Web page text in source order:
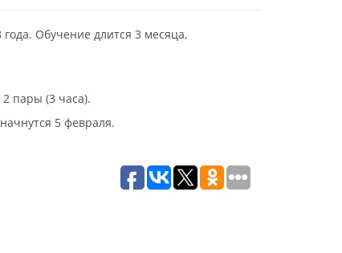
Обучение длится 3 месяца,
пары (3 часа).
5 февраля.